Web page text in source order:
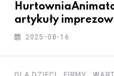
artykuły
stroje i akcesoria
2025-08-16
, ,